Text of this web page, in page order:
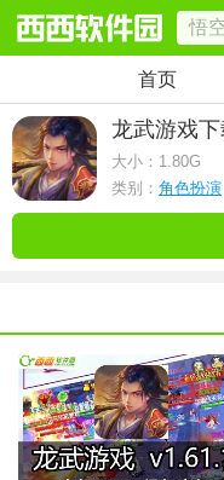
首页
龙武游戏
大小： 1.80G
类别： 角色扮演